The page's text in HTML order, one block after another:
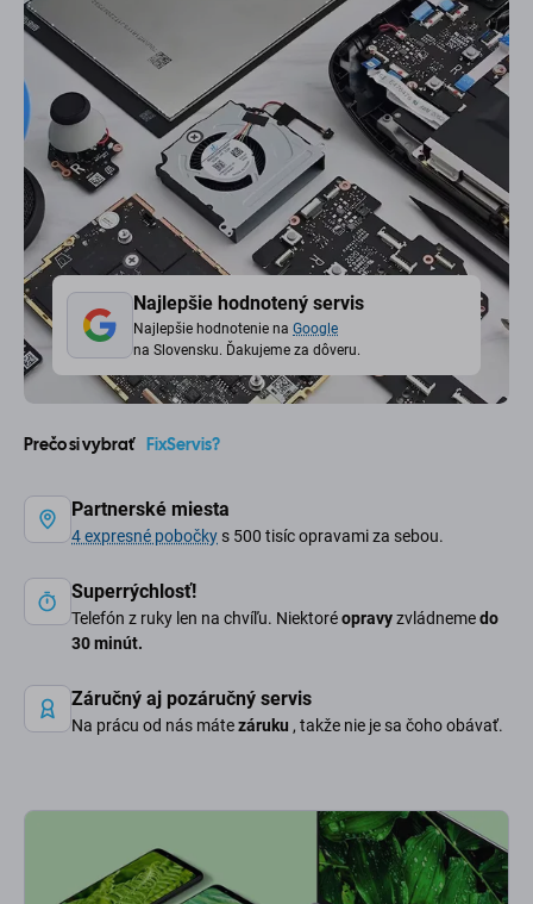
Najlepšie hodnotený servis
Najlepšie hodnotenie na Google
na Slovensku. Ďakujeme za dôveru.
Prečo si vybrať FixServis?
Partnerské miesta
4 expresné pobočky s 500 tisíc opravami za sebou.
Superrýchlosť!
Telefón z ruky len na chvíľu. Niektoréopravyzvládnemedo
30 minút.
Záručný aj pozáručný servis
Na prácu od nás mátezáruku , takže nie je sa čoho obávať.